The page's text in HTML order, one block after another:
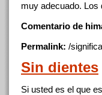
muy adecuado. Los
Comentario de
Permalink: /
Sin dientes
Si usted es el que